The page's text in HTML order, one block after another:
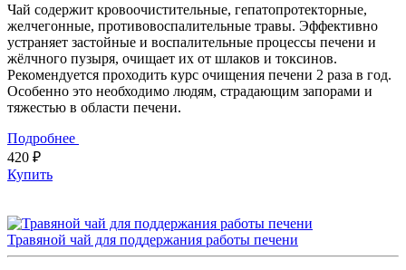
Чай содержит кровоочистительные, гепатопротекторные,
желчегонные, противовоспалительные травы. Эффективно
устраняет застойные и воспалительные процессы печени и
жёлчного пузыря, очищает их от шлаков и токсинов.
Рекомендуется проходить курс очищения печени 2 раза в год.
Особенно это необходимо людям, страдающим запорами и
тяжестью в области печени.
Подробнее
420 ₽
Купить
Травяной чай для поддержания работы печени